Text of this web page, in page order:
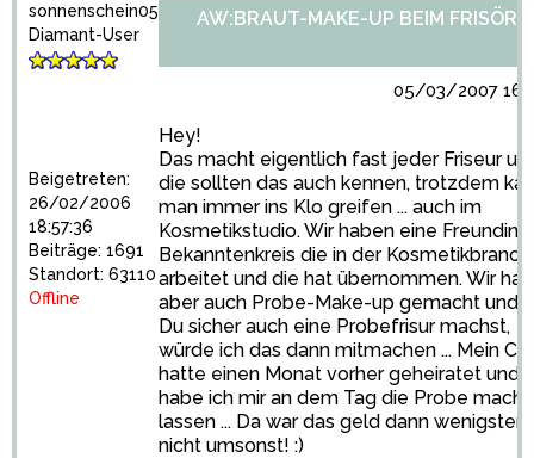
sonnenschein05
Diamant-User
Beigetreten:
26/02/2006
18:57:36
Beiträge: 1691
Standort: 63110
Offline
AW:BRAUT-MAKE-UP BEIM FRISÖR?
05/03/2007
Hey!
Das macht eigentlich fast jeder Friseur
die sollten das auch kennen, trotzdem
man immer ins Klo greifen ... auch im
Kosmetikstudio. Wir haben eine Freundin
Bekanntenkreis die in der
arbeitet und die hat übernommen. Wir
aber auch Probe-Make-up gemacht und
Du sicher auch eine Probefrisur machst,
würde ich das dann mitmachen ... Mein
hatte einen Monat vorher geheiratet und
habe ich mir an dem Tag die Probe
lassen ... Da war das geld dann
nicht umsonst! :)